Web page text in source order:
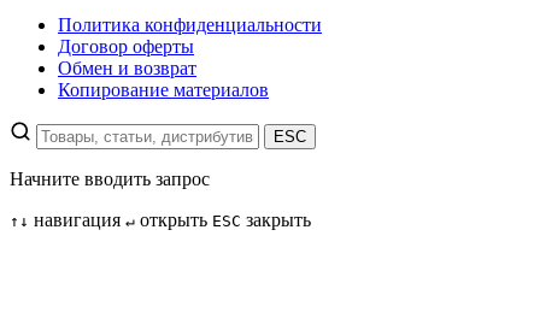
Политика конфиденциальности
Договор оферты
Обмен и возврат
Копирование материалов
ESC
Начните вводить запрос
↑ ↓ навигация ↵ открыть ESC закрыть